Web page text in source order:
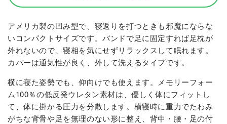
アメリカ製の凹み型で、寝返りを打つときも邪魔にならな
いコンパクトサイズです。バンドで足に固定すれば足枕が
外れないので、寝相を気にせずリラックスして眠れます。
カバーは通気性が良く、外して洗えるタイプです。
横に寝た姿勢でも、仰向けでも使えます。メモリーフォー
ム100％の低反発ウレタン素材は、優しく体にフィットし
て、体に掛かる圧力を分散します。横寝時に重力でたわみ
がちな背骨や足を無理のない形に整え、背中・腰・足の付